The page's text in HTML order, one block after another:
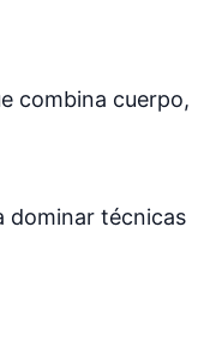
combina cuerpo,
dominar técnicas